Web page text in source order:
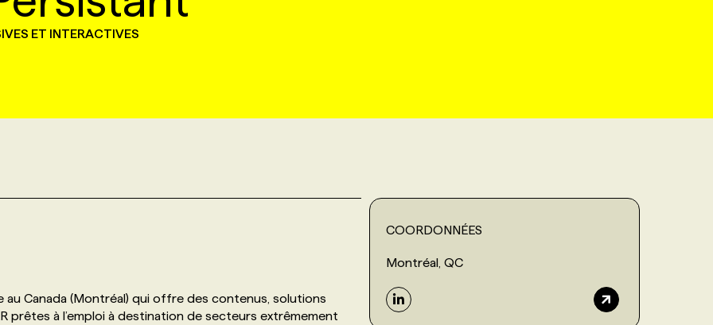
ET INTERACTIVES
Canada (Montréal) qui offre des contenus, solutions
prêtes à l’emploi à destination de secteurs extrêmement
COORDONNÉES
Montréal, QC